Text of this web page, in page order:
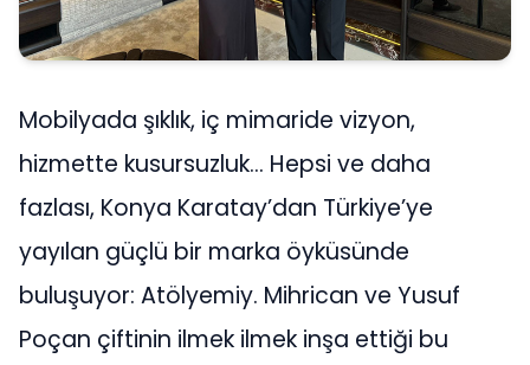
Mobilyada şıklık, iç mimaride vizyon,
hizmette kusursuzluk… Hepsi ve daha
fazlası, Konya Karatay’dan Türkiye’ye
yayılan güçlü bir marka öyküsünde
buluşuyor: Atölyemiy. Mihrican ve Yusuf
Poçan çiftinin ilmek ilmek inşa ettiği bu